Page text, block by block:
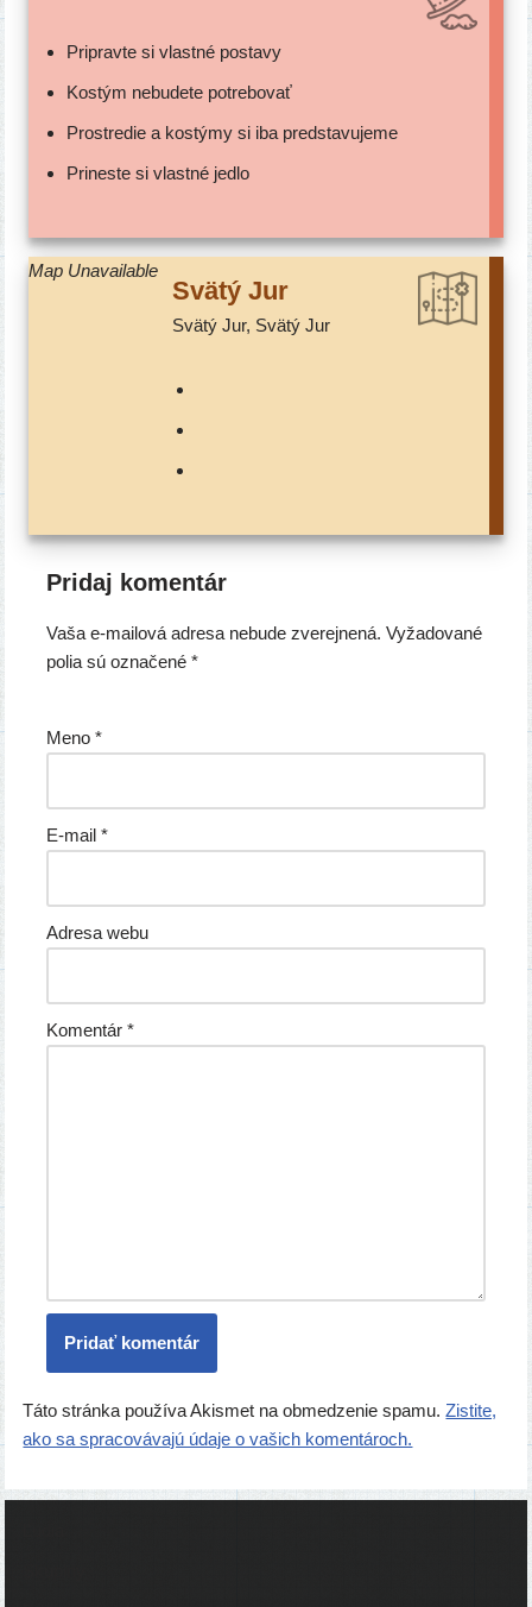
Pripravte si vlast­né postavy
Kostým nebu­de­te potrebovať
Prostredie a kos­tý­my si iba predstavujeme
Prineste si vlast­né jedlo
Map Unavailable
Svätý Jur
Svätý Jur, Svätý Jur
Pridaj komentár
Vaša e-mailová adresa nebude zverejnená. Vyžadované
polia sú označené*
Meno*
E-mail*
Adresa webu
Komentár*
Táto stránka používa Akismet na obmedzenie spamu.Zistite,
ako sa spracovávajú údaje o vašich komentároch.